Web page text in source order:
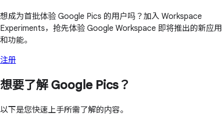
想成为首批体验 Google Pics 的用户吗？加入 Workspace
Experiments，抢先体验 Google Workspace 即将推出的新应用
和功能。
注册
想要了解 Google Pics？
以下是您快速上手所需了解的内容。